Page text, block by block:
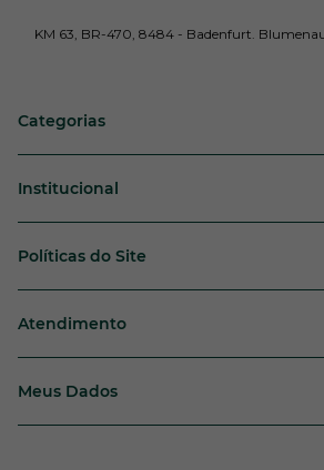
KM 63, BR-470, 8484 - Badenfurt.
Categorias
Institucional
Políticas do Site
Atendimento
Meus Dados